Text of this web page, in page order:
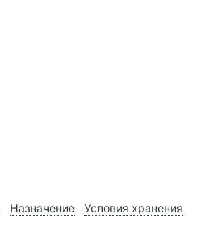
Назначение
Условия хранения